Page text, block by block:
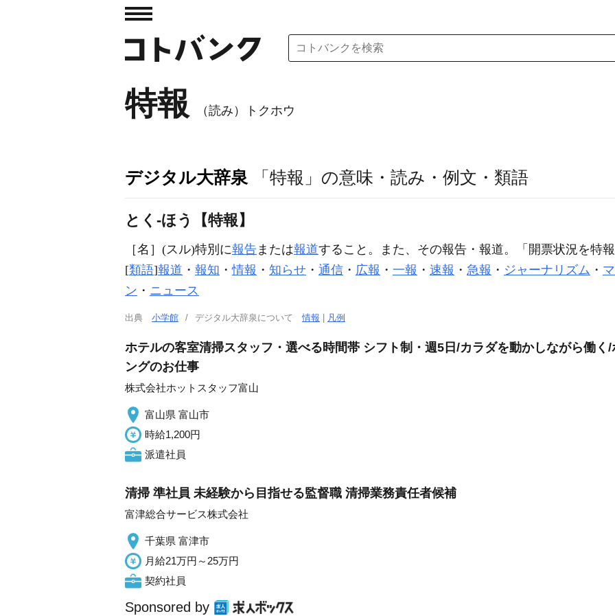
特報 （読み）トクホウ
デジタル大辞泉 「特報」の意味・読み・例文・類語
とく‐ほう【特報】
［名］ (スル)特別に報告または報道すること。また、その報告・報道。「開票状況を特報
[類語]報道 ・ 報知 ・情報 ・ 知らせ ・ 通信 ・ 広報 ・ 一報 ・ 速報 ・ 急報 ・ ジャーナリズム ・
ン ・ ニュース
出典 小学館 デジタル大辞泉について情報 凡例
ホテルの客室清掃スタッフ・選べる時間帯 シフト制・週5日/カラダを動かしながら働く
ングのお仕事
株式会社ホットスタッフ富山
富山県 富山市
時給1,200円
派遣社員
清掃 準社員 未経験から目指せる監督職 清掃業務責任者候補
富津総合サービス株式会社
千葉県 富津市
月給21万円～25万円
契約社員
Sponsored by